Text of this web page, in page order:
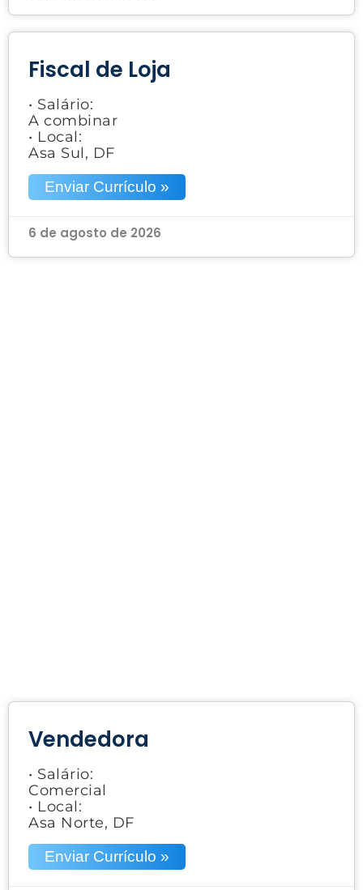
Fiscal de Loja
• Salário:
A combinar
• Local:
Asa Sul, DF
Enviar Currículo »
6 de agosto de 2026
Vendedora
• Salário:
Comercial
• Local:
Asa Norte, DF
Enviar Currículo »